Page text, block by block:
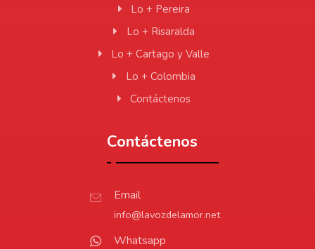
Lo + Pereira
Lo + Risaralda
Lo + Cartago y Valle
Lo + Colombia
Contáctenos
Contáctenos
Email
info@lavozdelamor.net
Whatsapp